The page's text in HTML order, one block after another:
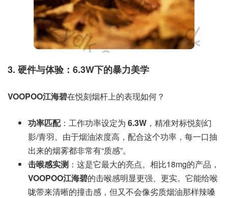
3. 硬件与体验：6.3W下的暴力美学
VOOPOO江海碧在悦刻烟杆上的表现如何？
功率匹配：工作功率设定为 6.3W ，精准对标悦刻幻
影/青羽。由于烟油浓度高，配合这个功率，每一口抽
出来的烟雾都非常有“质感”。
击喉感实测 ：这是它最大的亮点。相比18mg的产品，
VOOPOO江海碧的击喉感明显更强、更实。它能给喉
咙带来清晰的撞击感，但又不会像劣质烟油那样辣嗓